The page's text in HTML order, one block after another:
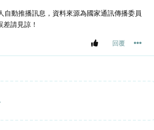
動推播訊息，資料來源為國家通訊傳播委員
請見諒！
回覆